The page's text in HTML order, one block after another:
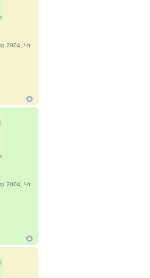
2004, Чт
2004, Чт